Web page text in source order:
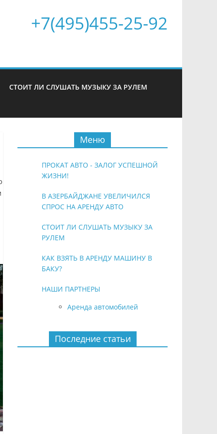
+7(495)455-25-92
СТОИТ ЛИ СЛУШАТЬ МУЗЫКУ ЗА РУЛЕМ
Меню
ПРОКАТ АВТО - ЗАЛОГ УСПЕШНОЙ
ЖИЗНИ!
В АЗЕРБАЙДЖАНЕ УВЕЛИЧИЛСЯ
СПРОС НА АРЕНДУ АВТО
СТОИТ ЛИ СЛУШАТЬ МУЗЫКУ ЗА
РУЛЕМ
КАК ВЗЯТЬ В АРЕНДУ МАШИНУ В
БАКУ?
НАШИ ПАРТНЕРЫ
Аренда автомобилей
Последние статьи